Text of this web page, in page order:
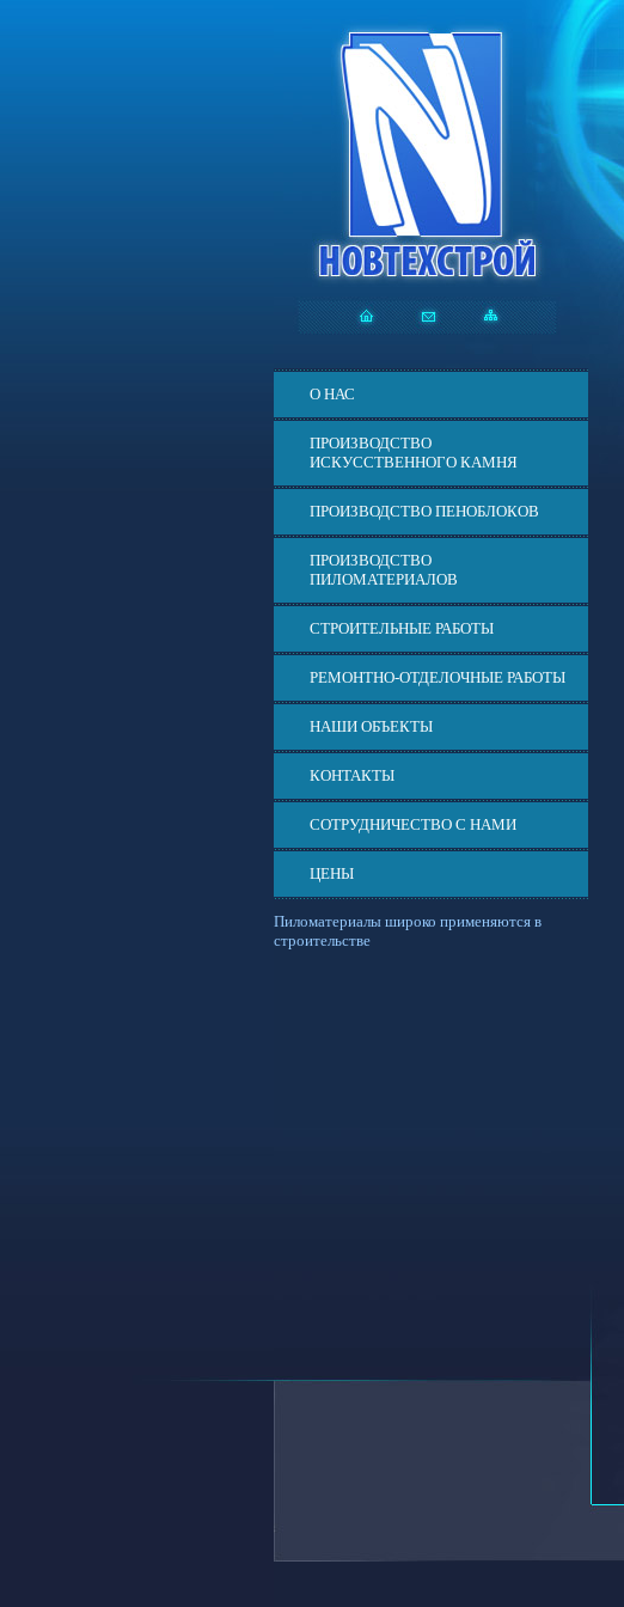
О НАС
ПРОИЗВОДСТВО
ИСКУССТВЕННОГО КАМНЯ
ПРОИЗВОДСТВО ПЕНОБЛОКОВ
ПРОИЗВОДСТВО
ПИЛОМАТЕРИАЛОВ
СТРОИТЕЛЬНЫЕ РАБОТЫ
РЕМОНТНО-ОТДЕЛОЧНЫЕ РАБОТЫ
НАШИ ОБЪЕКТЫ
КОНТАКТЫ
СОТРУДНИЧЕСТВО С НАМИ
ЦЕНЫ
Пиломатериалы широко применяются в
строительстве